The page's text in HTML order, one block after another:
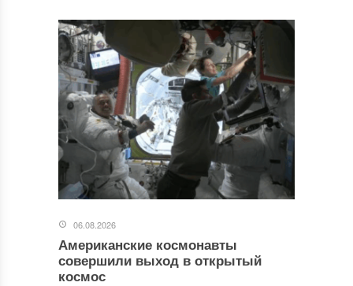
06.08.2026
Американские космонавты
совершили выход в открытый
космос